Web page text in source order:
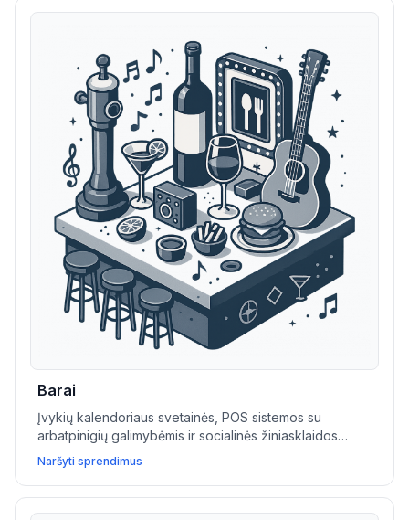
Barai
Įvykių kalendoriaus svetainės, POS sistemos su
arbatpinigių galimybėmis ir socialinės žiniasklaidos
integracijos padeda barams ir naktinėms vietoms
valdyti rezervacijas, reklamuoti renginius ir didinti
lankytojų srautą.
Naršyti sprendimus